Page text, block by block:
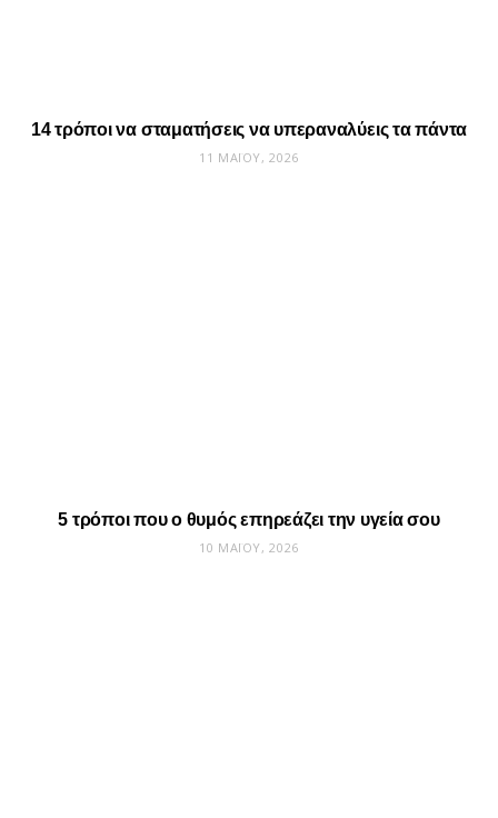
14 τρόποι να σταματήσεις να υπεραναλύεις τα πάντα
11 ΜΑΪ́ΟΥ, 2026
5 τρόποι που ο θυμός επηρεάζει την υγεία σου
10 ΜΑΪ́ΟΥ, 2026